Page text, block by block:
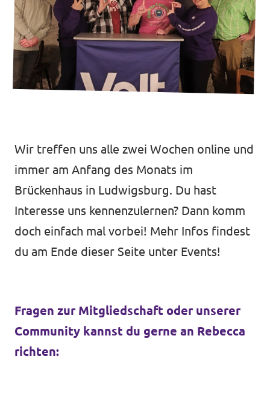
Wir treffen uns alle zwei Wochen online und
immer am Anfang des Monats im
Brückenhaus in Ludwigsburg. Du hast
Interesse uns kennenzulernen? Dann komm
doch einfach mal vorbei! Mehr Infos findest
du am Ende dieser Seite unter Events!
Fragen zur Mitgliedschaft oder unserer
Community kannst du gerne an Rebecca
richten: